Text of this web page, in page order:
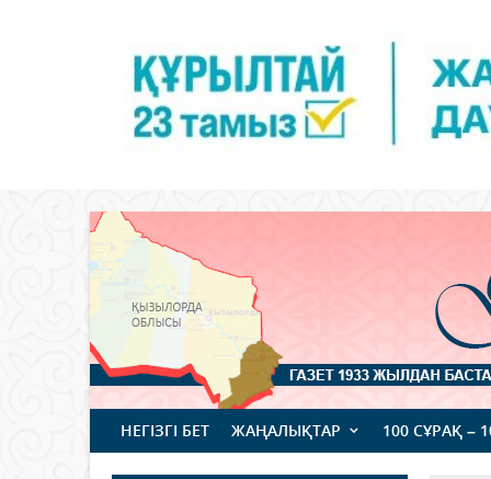
НЕГІЗГІ БЕТ ЖАҢАЛЫҚТАР 100 СҰРАҚ –